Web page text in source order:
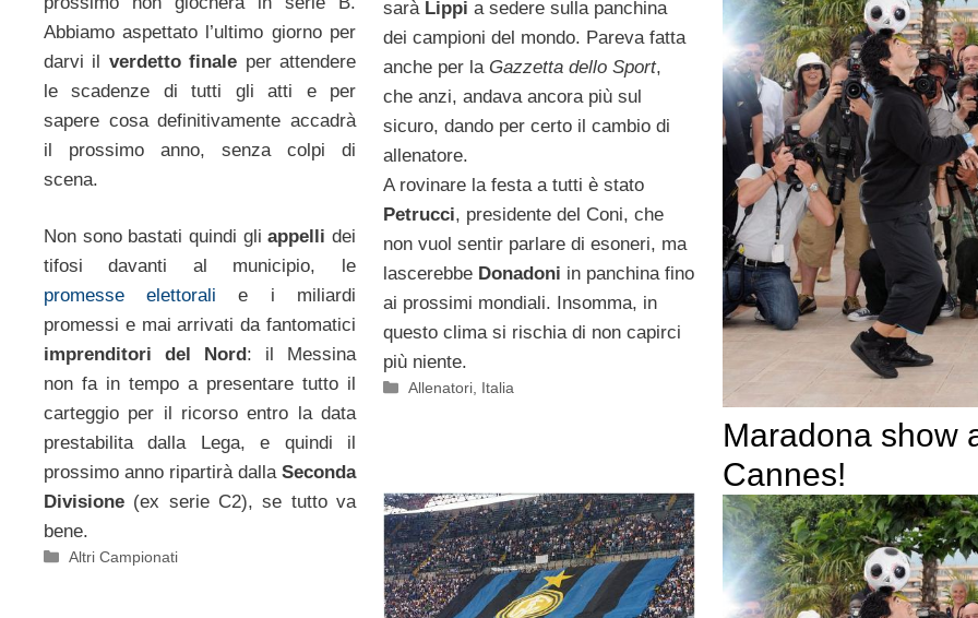
Abbiamo aspettato l’ultimo giorno per
darvi il verdetto finale per attendere
le scadenze di tutti gli atti e per
sapere cosa definitivamente accadrà
il prossimo anno, senza colpi di
scena.
Non sono bastati quindi gliappelli dei
tifosi davanti al municipio, le
promesse elettorali e i miliardi
promessi e mai arrivati da fantomatici
imprenditori del Nord: il Messina
non fa in tempo a presentare tutto il
carteggio per il ricorso entro la data
prestabilita dalla Lega, e quindi il
prossimo anno ripartirà dalla Seconda
Divisione (ex serie C2), se tutto va
bene.
Categorie
Altri Campionati
sarà Lippi a sedere sulla panchina
dei campioni del mondo. Pareva fatta
anche per la Gazzetta dello Sport,
che anzi, andava ancora più sul
sicuro, dando per certo il cambio di
allenatore.
A rovinare la festa a tutti è stato
Petrucci, presidente del Coni, che
non vuol sentir parlare di esoneri, ma
lascerebbe Donadoni in panchina fino
ai prossimi mondiali. Insomma, in
questo clima si rischia di non capirci
più niente.
Categorie
Allenatori Italia
Maradona show
Cannes!